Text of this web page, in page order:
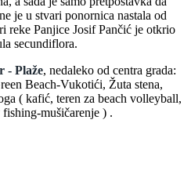
je u stvari ponornica nastala od
Panjice Josif Pančić je otkrio
secundiflora.
- Plaže, nedaleko od centra grada:
Beach-Vukotići, Žuta stena,
( kafić, teren za beach volleyball,
mušičarenje ) .